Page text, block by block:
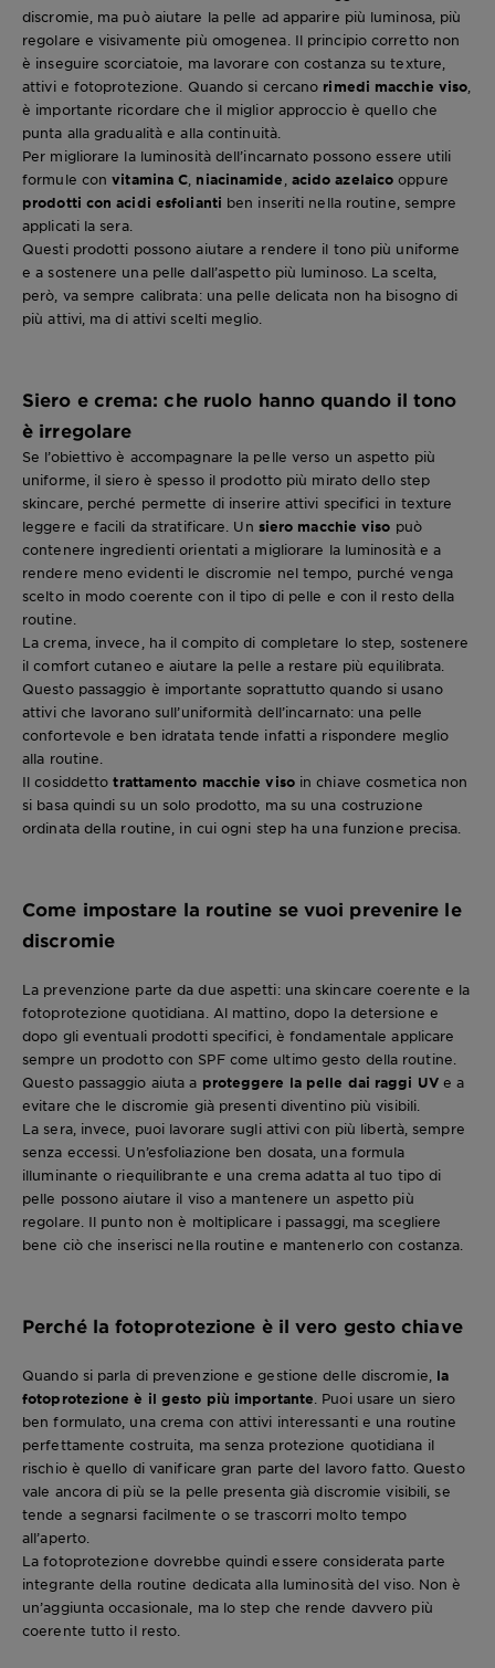
discromie, ma può aiutare la pelle ad apparire più luminosa, più
regolare e visivamente più omogenea. Il principio corretto non
è inseguire scorciatoie, ma lavorare con costanza su texture,
attivi e fotoprotezione. Quando si cercano rimedi macchie viso
è importante ricordare che il miglior approccio è quello che
punta alla gradualità e alla continuità.
Per migliorare la luminosità dell’incarnato possono essere utili
formule convitamina C niacinamide acido azelaico oppure
prodotti con acidi esfolianti ben inseriti nella routine, sempre
applicati la sera.
Questi prodotti possono aiutare a rendere il tono più uniforme
e a sostenere una pelle dall’aspetto più luminoso. La scelta,
però, va sempre calibrata: una pelle delicata non ha bisogno di
più attivi, ma di attivi scelti meglio.
Siero e crema: che ruolo hanno quando il tono
è irregolare
Se l’obiettivo è accompagnare la pelle verso un aspetto più
uniforme, il siero è spesso il prodotto più mirato dello step
skincare, perché permette di inserire attivi specifici in texture
leggere e facili da stratificare. Un siero macchie viso può
contenere ingredienti orientati a migliorare la luminosità e a
rendere meno evidenti le discromie nel tempo, purché venga
scelto in modo coerente con il tipo di pelle e con il resto della
routine.
La crema, invece, ha il compito di completare lo step, sostenere
il comfort cutaneo e aiutare la pelle a restare più equilibrata.
Questo passaggio è importante soprattutto quando si usano
attivi che lavorano sull’uniformità dell’incarnato: una pelle
confortevole e ben idratata tende infatti a rispondere meglio
alla routine.
Il cosiddettotrattamento macchie visoin chiave cosmetica non
si basa quindi su un solo prodotto, ma su una costruzione
ordinata della routine, in cui ogni step ha una funzione precisa.
Come impostare la routine se vuoi prevenire le
discromie
La prevenzione parte da due aspetti: una skincare coerente e la
fotoprotezione quotidiana. Al mattino, dopo la detersione e
dopo gli eventuali prodotti specifici, è fondamentale applicare
sempre un prodotto con SPF come ultimo gesto della routine.
Questo passaggio aiuta a proteggere la pelle dai raggi UVe a
evitare che le discromie già presenti diventino più visibili.
La sera, invece, puoi lavorare sugli attivi con più libertà, sempre
senza eccessi. Un’esfoliazione ben dosata, una formula
illuminante o riequilibrante e una crema adatta al tuo tipo di
pelle possono aiutare il viso a mantenere un aspetto più
regolare. Il punto non è moltiplicare i passaggi, ma scegliere
bene ciò che inserisci nella routine e mantenerlo con costanza.
Perché la fotoprotezione è il vero gesto chiave
Quando si parla di prevenzione e gestione delle discromie, la
fotoprotezione è il gesto più importante . Puoi usare un siero
ben formulato, una crema con attivi interessanti e una routine
perfettamente costruita, ma senza protezione quotidiana il
rischio è quello di vanificare gran parte del lavoro fatto. Questo
vale ancora di più se la pelle presenta già discromie visibili, se
tende a segnarsi facilmente o se trascorri molto tempo
all’aperto.
La fotoprotezione dovrebbe quindi essere considerata parte
integrante della routine dedicata alla luminosità del viso. Non è
un’aggiunta occasionale, ma lo step che rende davvero più
coerente tutto il resto.